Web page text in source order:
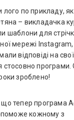
лого по прикладу,
– викладачка
шаблони для
мережі Instagram,
відповіді на свої
стосовно програми.
зроблено!
що тепер програма
кожному з